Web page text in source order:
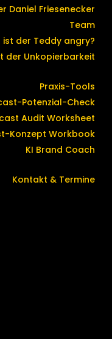
Daniel Friesenecker
Team
ist der Teddy angry?
der Unkopierbarkeit
Praxis-Tools
Potenzial-Check
Audit Worksheet
Konzept Workbook
KI Brand Coach
Kontakt & Termine